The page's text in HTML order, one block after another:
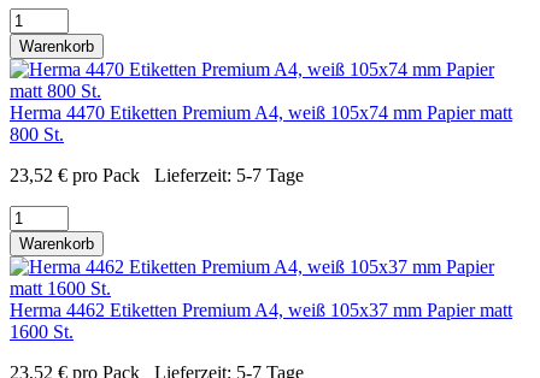
Warenkorb
Herma 4470 Etiketten Premium A4, weiß 105x74 mm Papier matt
800 St.
23,52 € pro Pack Lieferzeit: 5-7 Tage
Warenkorb
Herma 4462 Etiketten Premium A4, weiß 105x37 mm Papier matt
1600 St.
23,52 € pro Pack Lieferzeit: 5-7 Tage